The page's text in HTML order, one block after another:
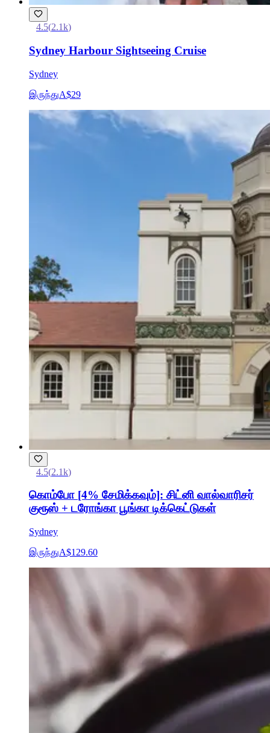
4.5(2.1k)
Sydney Harbour Sightseeing Cruise
Sydney
இருந்துA$29
4.5(2.1k)
கொம்போ [4% சேமிக்கவும்]: சிட்னி வால்வாரிசர்
குரூஸ் + டரோங்கா பூங்கா டிக்கெட்டுகள்
Sydney
இருந்துA$129.60